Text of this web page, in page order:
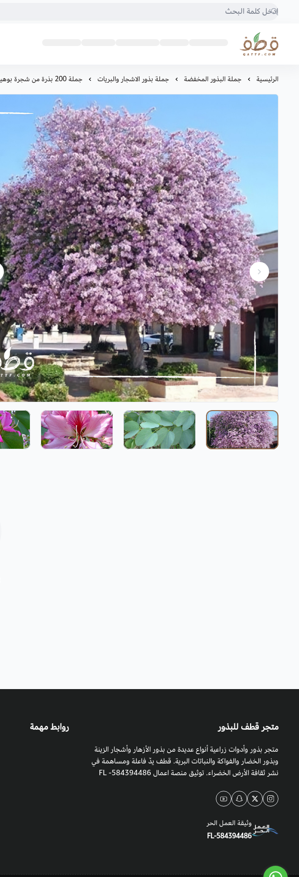
متجر قطف للبذور
الرئيسية جملة البذور المخفضة جملة بذور الاشجار والبريات جملة 200 بذرة من شجرة بوهينيا خف ‫الجمل
متجر قطف للبذور
متجر بذور وأدوات زراعية أنواع عديدة من بذور الأزهار وأشجار الزينة
وبذور الخضار والفواكة والنباتات البرية. قطف يدٌ فاعلة ومساهمة في
نشر ثقافة الأرض الخضراء. توثيق منصة اعمال 584394486- FL
وثيقة العمل الحر
FL-584394486
روابط مهمة